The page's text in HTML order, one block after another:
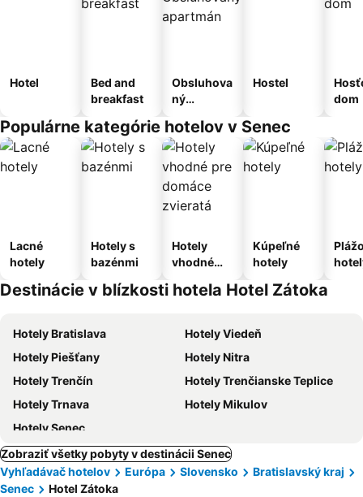
Hotel
Bed and
breakfast
Obsluhova
ný
Hostel
dom
Populárne kategórie hotelov v Senec
Lacné
hotely
Hotely s
bazénmi
Hotely
vhodné
domáce
Kúpeľné
hotely
Destinácie v blízkosti hotela Hotel Zátoka
Hotely Bratislava
Hotely Viedeň
Hotely Piešťany
Hotely Nitra
Hotely Trenčín
Hotely Trenčianske Teplice
Hotely Trnava
Hotely Mikulov
Hotely Senec
Zobraziť všetky pobyty v destinácii Senec
Vyhľadávač hotelov
Európa Slovensko
Bratislavský kraj
Senec
Hotel Zátoka